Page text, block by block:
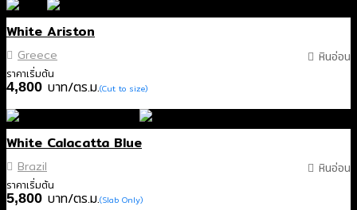
หินอ่อน
White Ariston
Greece
ราคาเริ่มต้น
4,800 บาท/ตร.ม.(Cut to size)
หินอ่อน
White Calacatta Blue
Brazil
ราคาเริ่มต้น
5,800 บาท/ตร.ม.(Slab Only)